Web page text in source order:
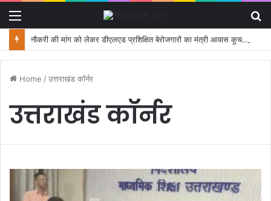
नौकरी की मांग को लेकर डीएलएड प्रशिक्षित बेरोजगारों का मंत्री आवास कूच, पुलिस ने रोका
Home /उत्तराखंड कॉर्नर
उत्तराखंड कॉर्नर